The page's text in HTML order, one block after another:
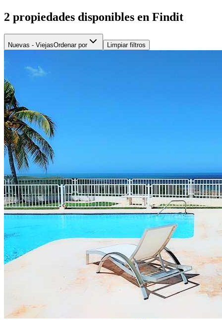
2 propiedades disponibles en Findit
Nuevas - ViejasOrdenar por Limpiar filtros